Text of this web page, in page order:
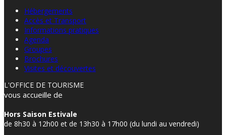
Hébergements
Accès et Transport
Informations pratiques
Agenda
Groupes
Brochures
Visites et découvertes
L'OFFICE DE TOURISME
vous accueille de
Hors Saison Estivale
de 8h30 à 12h00 et de 13h30 à 17h00 (du lundi au vendredi)